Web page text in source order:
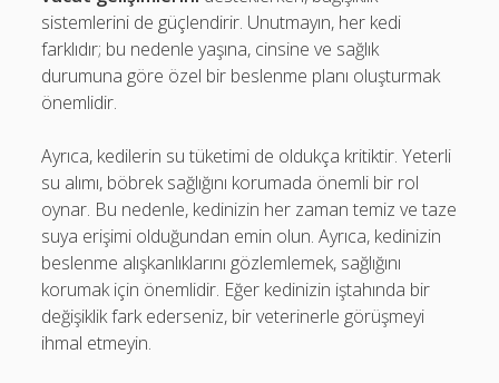
sistemlerini de güçlendirir. Unutmayın, her kedi
farklıdır; bu nedenle yaşına, cinsine ve sağlık
durumuna göre özel bir beslenme planı oluşturmak
önemlidir.
Ayrıca, kedilerin su tüketimi de oldukça kritiktir. Yeterli
su alımı, böbrek sağlığını korumada önemli bir rol
oynar. Bu nedenle, kedinizin her zaman temiz ve taze
suya erişimi olduğundan emin olun. Ayrıca, kedinizin
beslenme alışkanlıklarını gözlemlemek, sağlığını
korumak için önemlidir. Eğer kedinizin iştahında bir
değişiklik fark ederseniz, bir veterinerle görüşmeyi
ihmal etmeyin.